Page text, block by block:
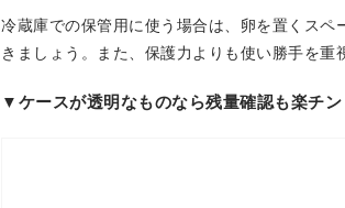
冷蔵庫での保管用に使う場合は、卵を置くス
きましょう。また、保護力よりも使い勝手を重
▼ケースが透明なものなら残量確認も楽チン